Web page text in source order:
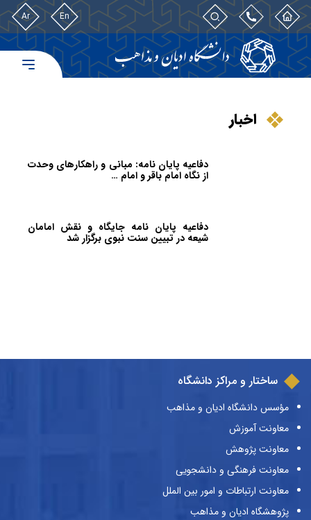
En
Ar
اخبار
دفاعیه پایان نامه: مبانی و راهکارهای وحدت
از نگاه امام باقر و امام …
دفاعیه پایان نامه جایگاه و نقش امامان
شیعه در تبیین سنت نبوی برگزار شد
ساختار و مراکز دانشگاه
مؤسس دانشگاه ادیان و مذاهب
معاونت آموزش
معاونت پژوهش
معاونت فرهنگی و دانشجویی
معاونت ارتباطات و امور بین الملل
پژوهشگاه ادیان و مذاهب